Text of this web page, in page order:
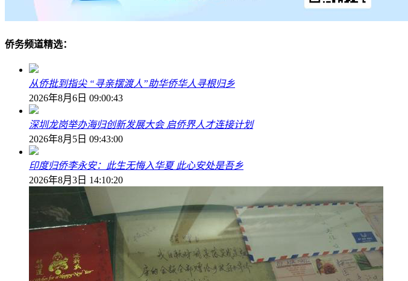
侨务频道精选：
从侨批到指尖 “寻亲摆渡人”助华侨华人寻根归乡
2026年8月6日 09:00:43
深圳龙岗举办海归创新发展大会 启侨界人才连接计划
2026年8月5日 09:43:00
印度归侨李永安：此生无悔入华夏 此心安处是吾乡
2026年8月3日 14:10:20